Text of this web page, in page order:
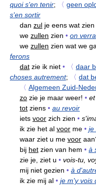
quoi s'en tenir; 〈 geen
s'en sortir
dan zul je eens wat zien
we zullen zien • on verra
we zullen zien wat we
ferons
dat zie ik niet • 〈 daar
choses autrement; 〈 dat
〈 Algemeen Zuid-
zo zie je maar weer! •
tot ziens • au revoir
iets voor zich zien •
ik zie het al voor me • je
waar ziet u me voor
bij het zien van hem • à
zie je, ziet u • vois-tu,
mij niet gezien • à
ik zie mij al • je m'y vois